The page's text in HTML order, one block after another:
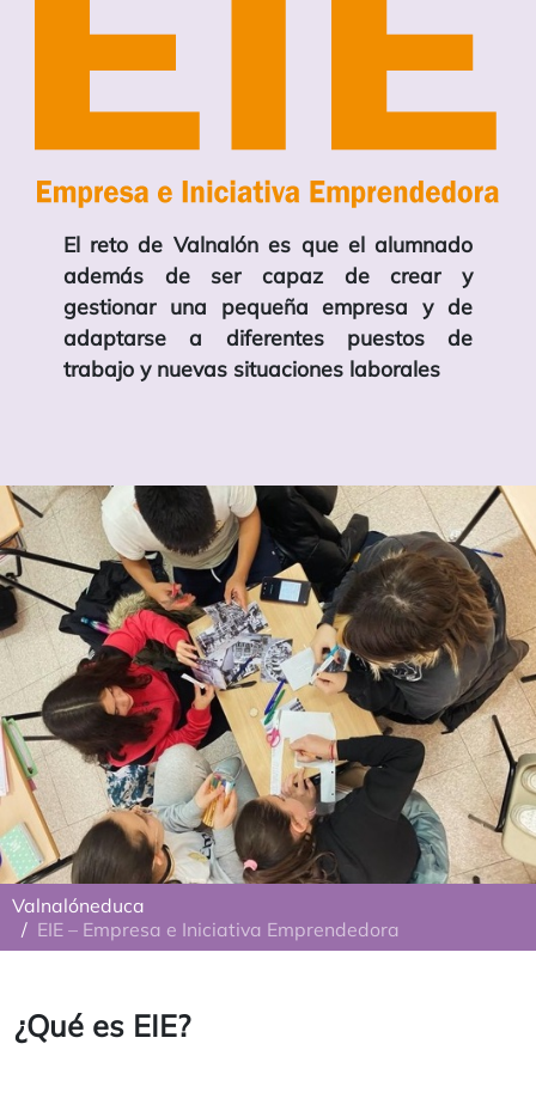
El reto de Valnalón es que el alumnado
además de ser capaz de crear y
gestionar una pequeña empresa y de
adaptarse a diferentes puestos de
trabajo y nuevas situaciones laborales
Valnalóneduca
EIE – Empresa e Iniciativa Emprendedora
¿Qué es EIE?